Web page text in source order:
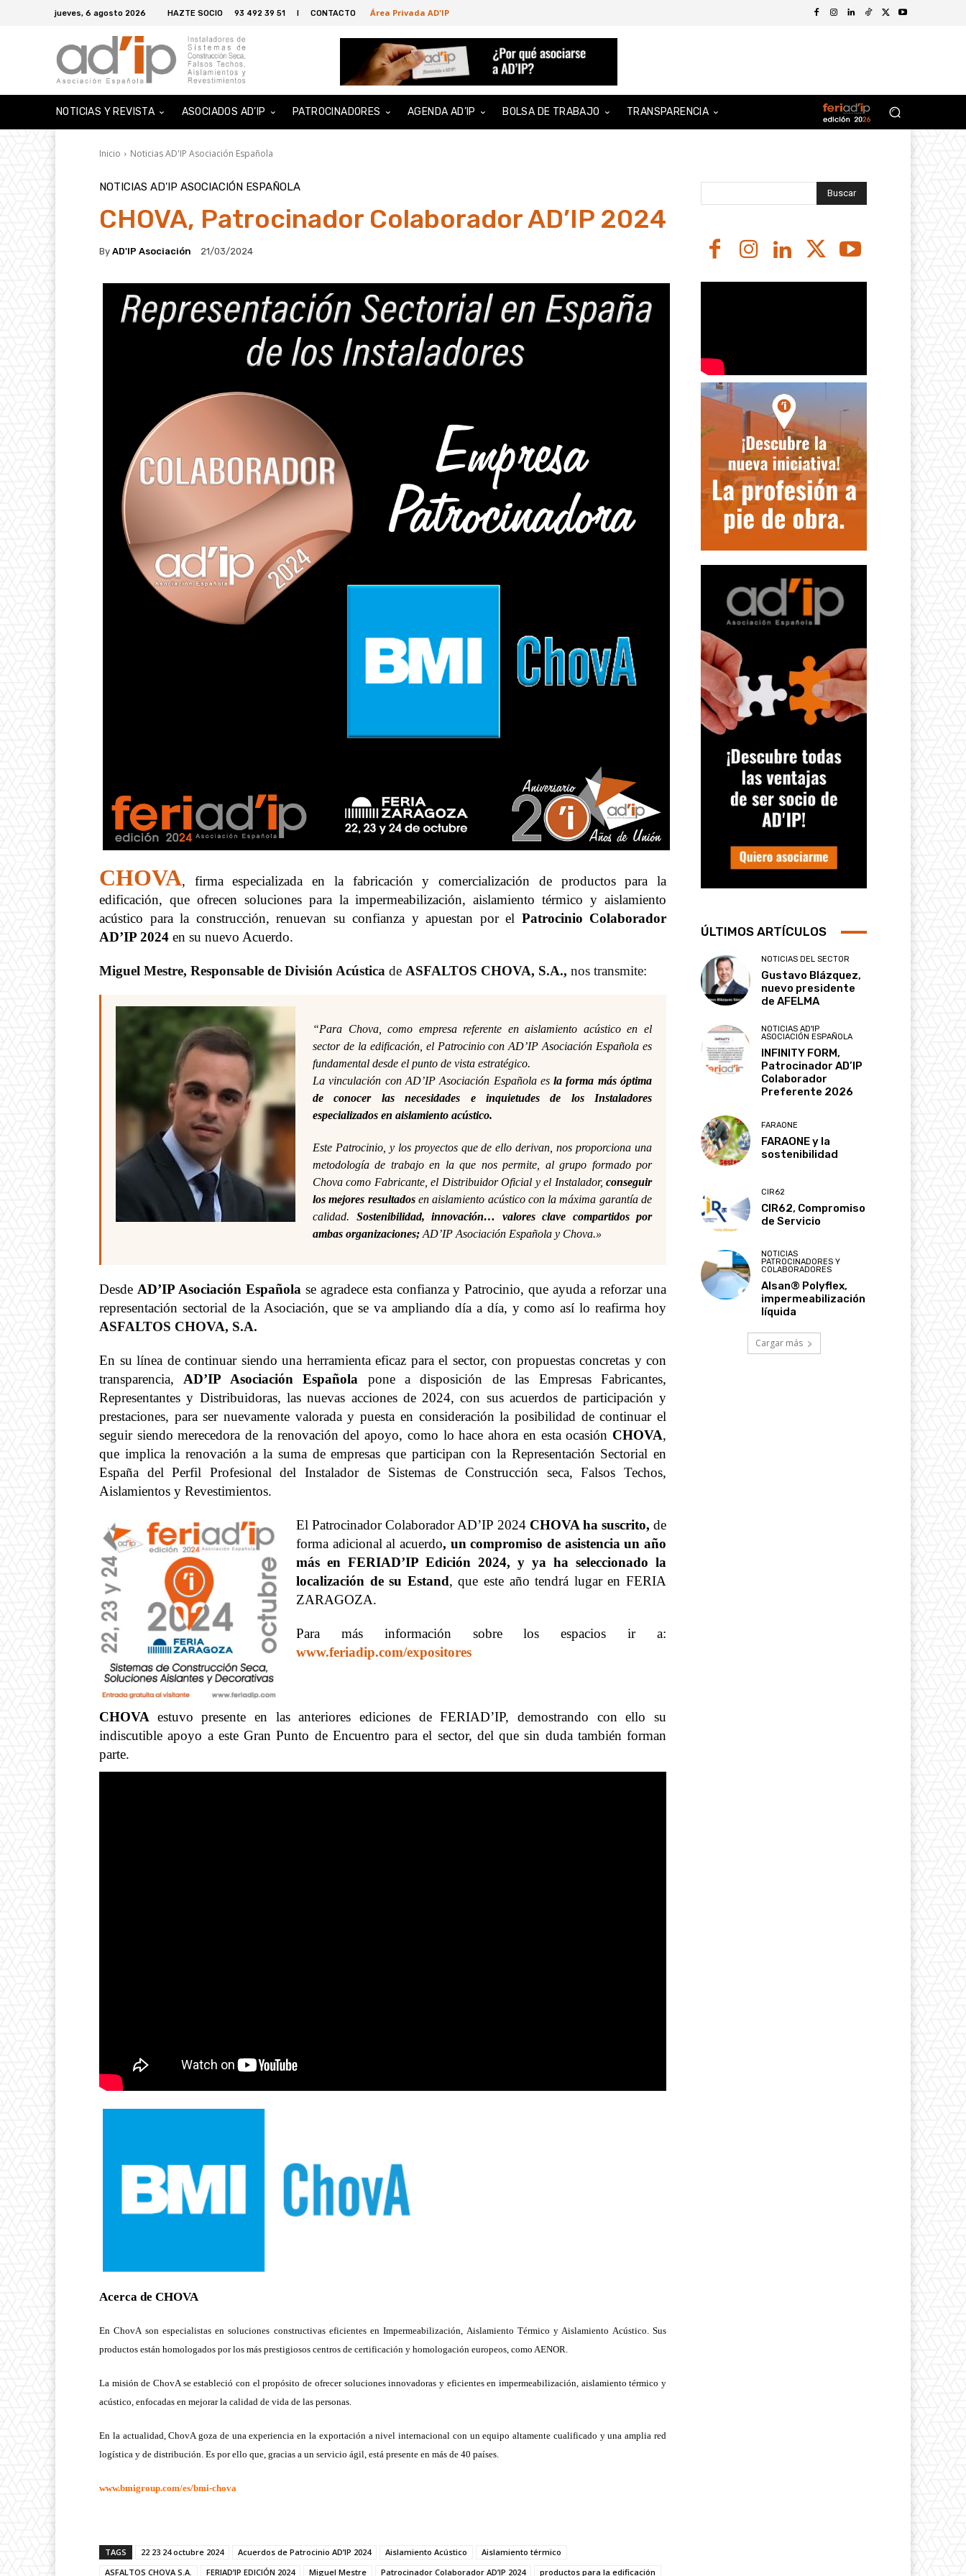
jueves, 6 agosto 2026 HAZTE SOCIO 93 492 39 51 I CONTACTO Área Privada AD'IP
NOTICIAS Y REVISTA ASOCIADOS AD’IP PATROCINADORES AGENDA AD’IP BOLSA DE TRABAJO TRANSPARENCIA
Inicio Noticias AD'IP Asociación Española
NOTICIAS AD'IP ASOCIACIÓN ESPAÑOLA
CHOVA, Patrocinador Colaborador AD’IP 2024
By AD'IP Asociación 21/03/2024
CHOVA, firma especializada en la fabricación y comercialización de productos para la
edificación, que ofrecen soluciones para la impermeabilización, aislamiento térmico y aislamiento
acústico para la construcción, renuevan su confianza y apuestan por el Patrocinio Colaborador
AD’IP 2024 en su nuevo Acuerdo.
Miguel Mestre, Responsable de División Acústica de ASFALTOS CHOVA, S.A., nos transmite:
“Para Chova, como empresa referente en aislamiento acústico en el
sector de la edificación, el Patrocinio con AD’IP Asociación Española es
fundamental desde el punto de vista estratégico.
La vinculación con AD’IP Asociación Española esla forma más óptima
de conocer las necesidades e inquietudes de los Instaladores
especializados en aislamiento acústico.
Este Patrocinio, y los proyectos que de ello derivan, nos proporciona una
metodología de trabajo en la que nos permite, al grupo formado por
Chova como Fabricante, el Distribuidor Oficial y el Instalador, conseguir
los mejores resultadosen aislamiento acústico con la máxima garantía de
calidad. Sostenibilidad, innovación… valores clave compartidos por
ambas organizaciones; AD’IP Asociación Española y Chova.»
Desde AD’IP Asociación Española se agradece esta confianza y Patrocinio, que ayuda a reforzar una
representación sectorial de la Asociación, que se va ampliando día a día, y como así lo reafirma hoy
ASFALTOS CHOVA, S.A.
En su línea de continuar siendo una herramienta eficaz para el sector, con propuestas concretas y con
transparencia, AD’IP Asociación Española pone a disposición de las Empresas Fabricantes,
Representantes y Distribuidoras, las nuevas acciones de 2024, con sus acuerdos de participación y
prestaciones, para ser nuevamente valorada y puesta en consideración la posibilidad de continuar el
seguir siendo merecedora de la renovación del apoyo, como lo hace ahora en esta ocasión CHOVA,
que implica la renovación a la suma de empresas que participan con la Representación Sectorial en
España del Perfil Profesional del Instalador de Sistemas de Construcción seca, Falsos Techos,
Aislamientos y Revestimientos.
El Patrocinador Colaborador AD’IP 2024 CHOVA ha suscrito, de
forma adicional al acuerdo, un compromiso de asistencia un año
más en FERIAD’IP Edición 2024, y ya ha seleccionado la
localización de su Estand, que este año tendrá lugar en FERIA
ZARAGOZA.
Para más información sobre los espacios ir a:
www.feriadip.com/expositores
CHOVA estuvo presente en las anteriores ediciones de FERIAD’IP, demostrando con ello su
indiscutible apoyo a este Gran Punto de Encuentro para el sector, del que sin duda también forman
parte.
Acerca de CHOVA
En ChovA son especialistas en soluciones constructivas eficientes en Impermeabilización, Aislamiento Térmico y Aislamiento Acústico. Sus
productos están homologados por los más prestigiosos centros de certificación y homologación europeos, como AENOR.
La misión de ChovA se estableció con el propósito de ofrecer soluciones innovadoras y eficientes en impermeabilización, aislamiento térmico y
acústico, enfocadas en mejorar la calidad de vida de las personas.
En la actualidad, ChovA goza de una experiencia en la exportación a nivel internacional con un equipo altamente cualificado y una amplia red
logística y de distribución. Es por ello que, gracias a un servicio ágil, está presente en más de 40 países.
www.bmigroup.com/es/bmi-chova
TAGS 22 23 24 octubre 2024 Acuerdos de Patrocinio AD’IP 2024 Aislamiento Acústico
Aislamiento térmico
ASFALTOS CHOVA S.A.
FERIAD’IP EDICIÓN 2024 Miguel Mestre Patrocinador Colaborador AD’IP 2024 productos para la edificación
Buscar
ÚLTIMOS ARTÍCULOS
NOTICIAS DEL SECTOR
Gustavo Blázquez,
nuevo presidente
de AFELMA
NOTICIAS AD'IP
ASOCIACIÓN ESPAÑOLA
INFINITY FORM,
Patrocinador AD’IP
Colaborador
Preferente 2026
FARAONE
FARAONE y la
sostenibilidad
CIR62
CIR62, Compromiso
de Servicio
NOTICIAS
PATROCINADORES Y
COLABORADORES
Alsan® Polyflex,
impermeabilización
líquida
Cargar más